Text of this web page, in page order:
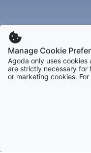
Manage Cookie
Agoda only uses
are strictly necessary for
or marketing cookies.